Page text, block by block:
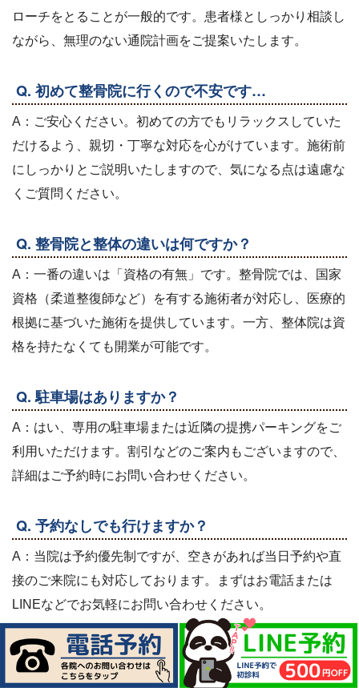
ローチをとることが一般的です。患者様としっかり相談し
ながら、無理のない通院計画をご提案いたします。
Q. 初めて整骨院に行くので不安です…
A：ご安心ください。初めての方でもリラックスしていた
だけるよう、親切・丁寧な対応を心がけています。施術前
にしっかりとご説明いたしますので、気になる点は遠慮な
くご質問ください。
Q. 整骨院と整体の違いは何ですか？
A：一番の違いは「資格の有無」です。整骨院では、国家
資格（柔道整復師など）を有する施術者が対応し、医療的
根拠に基づいた施術を提供しています。一方、整体院は資
格を持たなくても開業が可能です。
Q. 駐車場はありますか？
A：はい、専用の駐車場または近隣の提携パーキングをご
利用いただけます。割引などのご案内もございますので、
詳細はご予約時にお問い合わせください。
Q. 予約なしでも行けますか？
A：当院は予約優先制ですが、空きがあれば当日予約や直
接のご来院にも対応しております。まずはお電話または
LINEなどでお気軽にお問い合わせください。
Q. 子ども連れでも大丈夫ですか？
A：はい、もちろん大丈夫です。お子様連れの方にも安心